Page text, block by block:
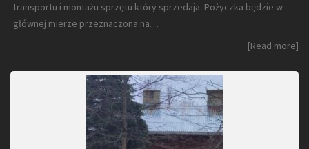
transportu i montażu sprzętu który sprzedaja. Pożyczka będzie w
głównej mierze przeznaczona na…
[Read more]